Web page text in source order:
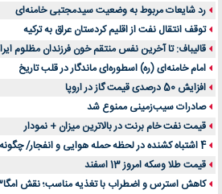
رد شایعات مربوط به وضعیت سیدمجتبی خامنه‌ای
توقف انتقال نفت از اقلیم کردستان عراق به ترکیه
قالیباف: تا آخرین نفس منتقم خون فرزندان مظلوم
امام خامنه‌ای (ره) اسطوره‌ای ماندگار در قلب تاریخ
افزایش 50 درصدی قیمت گاز در اروپا
صادرات سیب‌زمینی ممنوع شد
قیمت نفت خام برنت در بالاترین میزان + نمودار
4 اشتباه کشنده در لحظه حمله هوایی و انفجار/ چگونه از خود محافظت کنیم؟
قیمت طلا وسکه امروز 13 اسفند
کاهش استرس و اضطراب با تغذیه مناسب؛ نقش امگا3 و ویتامین‌ها